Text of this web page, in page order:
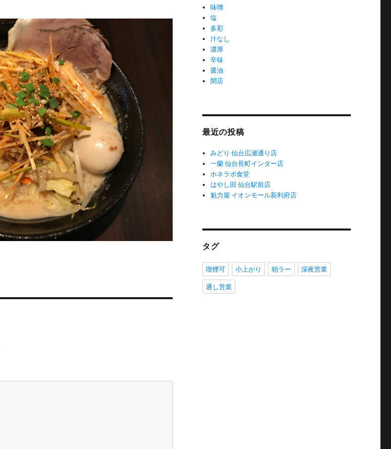
味噌
塩
多彩
汁なし
濃厚
辛味
醤油
閉店
最近の投稿
みどり 仙台広瀬通り店
一蘭 仙台長町インター店
ホネラボ食堂
はやし田 仙台駅前店
魁力屋 イオンモール新利府店
タグ
喫煙可 小上がり 朝ラー 深夜営業
通し営業